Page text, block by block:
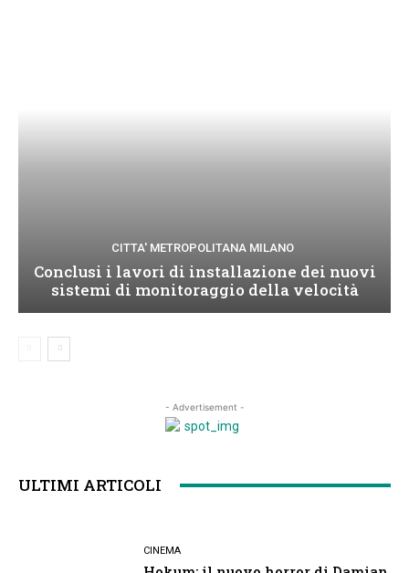
CITTA' METROPOLITANA MILANO
Conclusi i lavori di installazione dei nuovi
sistemi di monitoraggio della velocità
- Advertisement -
ULTIMI ARTICOLI
CINEMA